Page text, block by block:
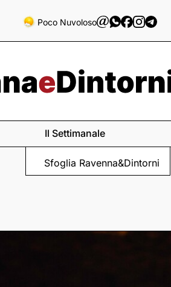
Poco Nuvoloso
Il Settimanale
Sfoglia Ravenna&Dintorni